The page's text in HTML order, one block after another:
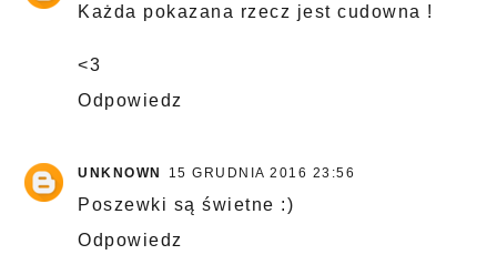
Każda pokazana rzecz jest cudowna !
<3
Odpowiedz
UNKNOWN 15 GRUDNIA 2016 23:56
Poszewki są świetne :)
Odpowiedz